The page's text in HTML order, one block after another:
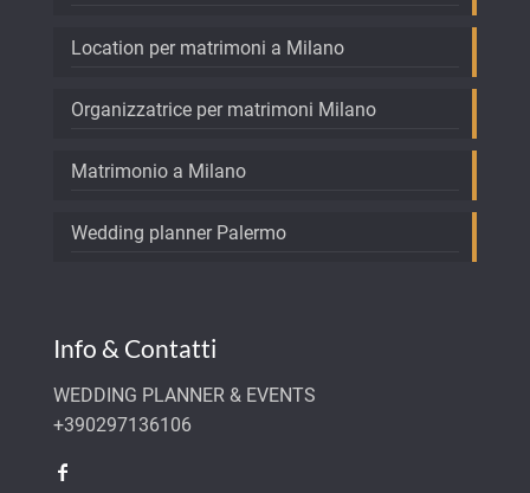
Location per matrimoni a Milano
Organizzatrice per matrimoni Milano
Matrimonio a Milano
Wedding planner Palermo
Info & Contatti
WEDDING PLANNER & EVENTS
+390297136106